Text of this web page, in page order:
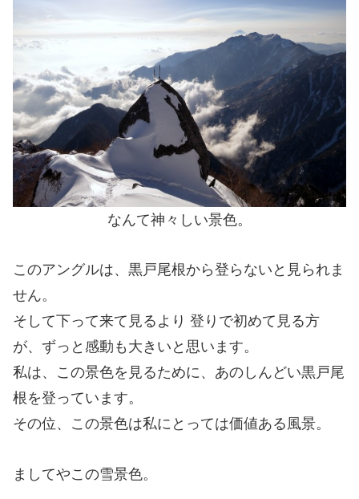
なんて神々しい景色。
このアングルは、黒戸尾根から登らないと見られま
せん。
そして下って来て見るより 登りで初めて見る方
が、ずっと感動も大きいと思います。
私は、この景色を見るために、あのしんどい黒戸尾
根を登っています。
その位、この景色は私にとっては価値ある風景。
ましてやこの雪景色。